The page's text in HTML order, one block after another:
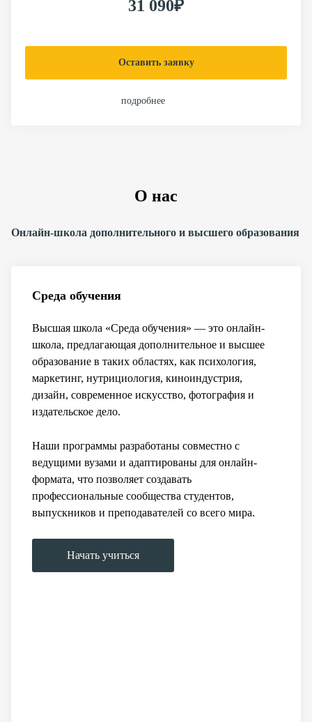
31 090₽
Оставить заявку
подробнее
О нас
Онлайн-школа дополнительного и высшего образования
Среда обучения
Высшая школа «Среда обучения» — это онлайн-
школа, предлагающая дополнительное и высшее
образование в таких областях, как психология,
маркетинг, нутрициология, киноиндустрия,
дизайн, современное искусство, фотография и
издательское дело.
Наши программы разработаны совместно с
ведущими вузами и адаптированы для онлайн-
формата, что позволяет создавать
профессиональные сообщества студентов,
выпускников и преподавателей со всего мира.
Начать учиться